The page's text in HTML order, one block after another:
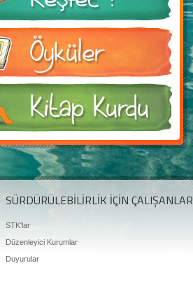
SÜRDÜRÜLEBİLİRLİK İÇİN ÇALIŞANLAR
STK'lar
Düzenleyici Kurumlar
Duyurular